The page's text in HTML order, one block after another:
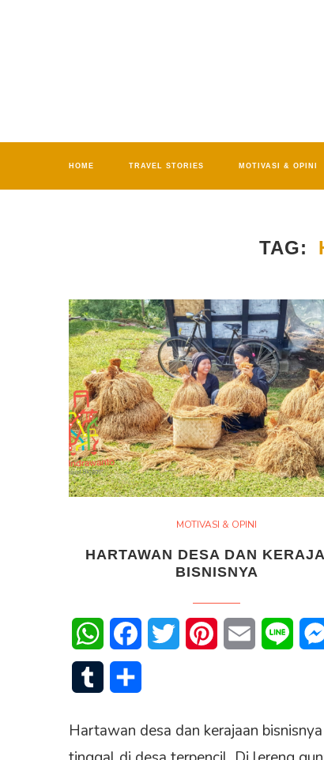
HOME TRAVEL STORIES MOTIVASI & OPINI
TAG
MOTIVASI & OPINI
HARTAWAN DESA DAN
BISNISNYA
WhatsAppFacebookTwitter PinterestEmail Line
Tumblr
Hartawan desa dan kerajaan